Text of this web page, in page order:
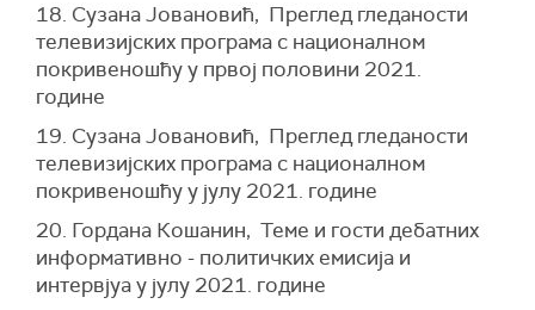
18. Сузана Јовановић, Преглед гледаности
телевизијских програма с националном
покривеношћу у првој половини 2021.
године
19. Сузана Јовановић, Преглед гледаности
телевизијских програма с националном
покривеношћу у јулу 2021. године
20. Гордана Кошанин, Теме и гости дебатних
информативно - политичких емисија и
интервјуа у јулу 2021. године